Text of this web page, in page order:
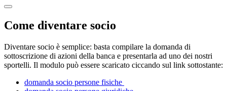
Come diventare socio
Diventare socio è semplice: basta compilare la domanda di
sottoscrizione di azioni della banca e presentarla ad uno dei nostri
sportelli. Il modulo può essere scaricato ciccando sul link sottostante:
domanda socio persone fisiche